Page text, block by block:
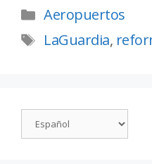
Aeropuertos
LaGuardia,